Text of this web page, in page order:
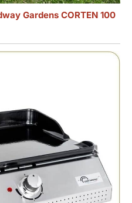
Gardens CORTEN 100